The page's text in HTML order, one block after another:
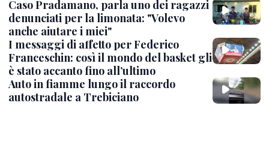
Caso Pradamano, parla uno dei ragazzi
denunciati per la limonata: "Volevo
anche aiutare i miei"
I messaggi di affetto per Federico
Franceschin: così il mondo del basket gli
è stato accanto fino all’ultimo
Auto in fiamme lungo il raccordo
autostradale a Trebiciano